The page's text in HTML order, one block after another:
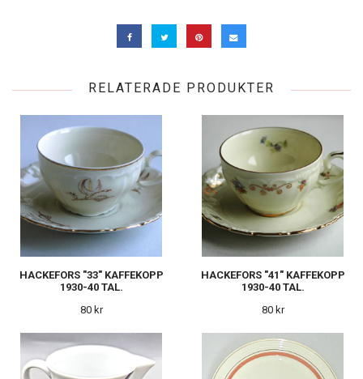
RELATERADE PRODUKTER
HACKEFORS "33" KAFFEKOPP
1930-40 TAL.
80 kr
HACKEFORS "41" KAFFEKOPP
1930-40 TAL.
80 kr